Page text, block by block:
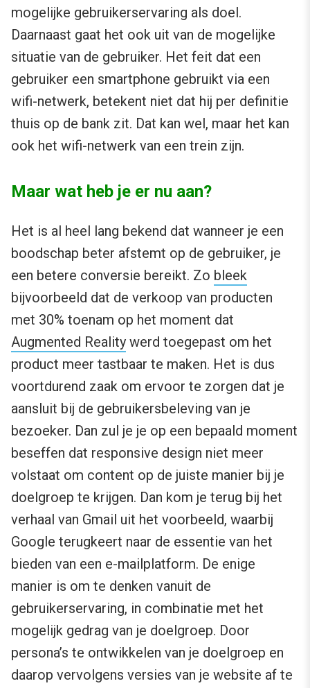
mogelijke gebruikerservaring als doel.
Daarnaast gaat het ook uit van de mogelijke
situatie van de gebruiker. Het feit dat een
gebruiker een smartphone gebruikt via een
wifi-netwerk, betekent niet dat hij per definitie
thuis op de bank zit. Dat kan wel, maar het kan
ook het wifi-netwerk van een trein zijn.
Maar wat heb je er nu aan?
Het is al heel lang bekend dat wanneer je een
boodschap beter afstemt op de gebruiker, je
een betere conversie bereikt. Zo bleek
bijvoorbeeld dat de verkoop van producten
met 30% toenam op het moment dat
Augmented Reality werd toegepast om het
product meer tastbaar te maken. Het is dus
voortdurend zaak om ervoor te zorgen dat je
aansluit bij de gebruikersbeleving van je
bezoeker. Dan zul je je op een bepaald moment
beseffen dat responsive design niet meer
volstaat om content op de juiste manier bij je
doelgroep te krijgen. Dan kom je terug bij het
verhaal van Gmail uit het voorbeeld, waarbij
Google terugkeert naar de essentie van het
bieden van een e-mailplatform. De enige
manier is om te denken vanuit de
gebruikerservaring, in combinatie met het
mogelijk gedrag van je doelgroep. Door
persona’s te ontwikkelen van je doelgroep en
daarop vervolgens versies van je website af te